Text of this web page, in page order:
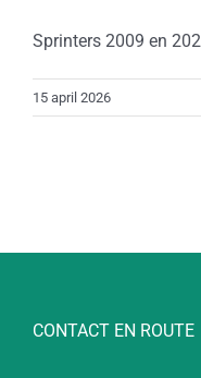
Sprinters 2009 en
15 april 2026
CONTACT EN ROUTE